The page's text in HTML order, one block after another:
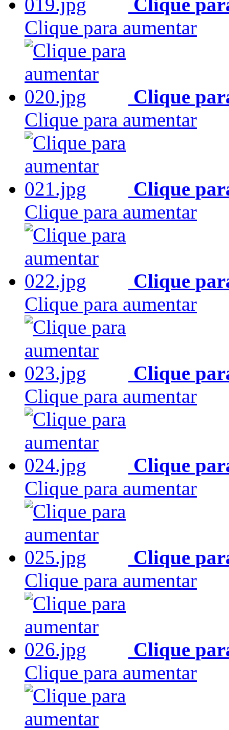
Clique para aumentar
Clique
Clique para aumentar
Clique
Clique para aumentar
Clique
Clique para aumentar
Clique
Clique para aumentar
Clique
Clique para aumentar
Clique
Clique para aumentar
Clique
Clique para aumentar